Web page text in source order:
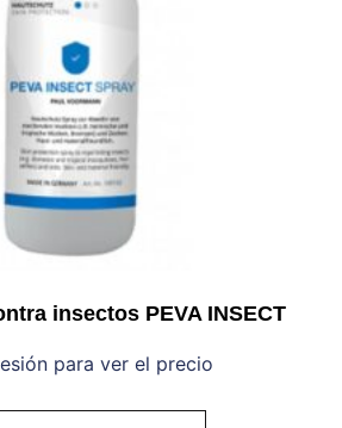
insectos PEVA INSECT
para ver el precio